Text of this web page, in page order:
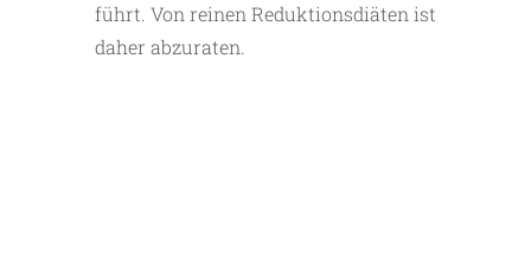
führt. Von reinen Reduktionsdiäten ist
daher abzuraten.